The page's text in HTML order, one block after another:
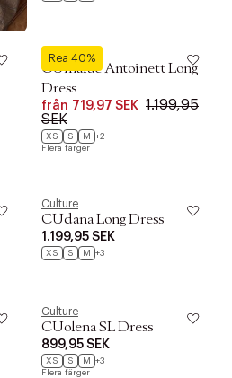
Rea 40%
Culture
CUmalue Antoinett Long
Dress
från 719,97 SEK 1.199,95
SEK
XS S M
+2
Flera färger
Culture
CUdana Long Dress
1.199,95 SEK
XS S M +3
Culture
CUolena SL Dress
899,95 SEK
XS S M
+3
Flera färger